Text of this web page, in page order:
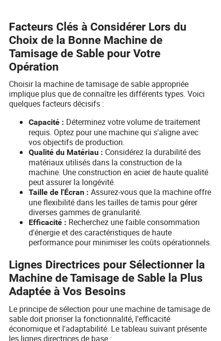
Facteurs Clés à Considérer Lors du
Choix de la Bonne Machine de
Tamisage de Sable pour Votre
Opération
Choisir la machine de tamisage de sable appropriée
implique plus que de connaître les différents types. Voici
quelques facteurs décisifs :
Capacité : Déterminez votre volume de traitement
requis. Optez pour une machine qui s'aligne avec
vos objectifs de production.
Qualité du Matériau : Considérez la durabilité des
matériaux utilisés dans la construction de la
machine. Une construction en acier de haute qualité
peut assurer la longévité.
Taille de l'Écran : Assurez-vous que la machine offre
une flexibilité dans les tailles de tamis pour gérer
diverses gammes de granularité.
Efficacité : Recherchez une faible consommation
d'énergie et des caractéristiques de haute
performance pour minimiser les coûts opérationnels.
Lignes Directrices pour Sélectionner la
Machine de Tamisage de Sable la Plus
Adaptée à Vos Besoins
Le principe de sélection pour une machine de tamisage de
sable doit prioriser la fonctionnalité, l'efficacité
économique et l'adaptabilité. Le tableau suivant présente
les lignes directrices de base :